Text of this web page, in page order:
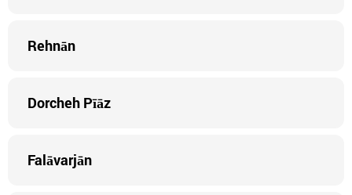
Rehnān
Dorcheh Pīāz
Falāvarjān